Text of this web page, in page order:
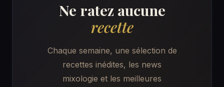
Ne ratez aucune
recette
Chaque semaine, une sélection de
recettes inédites, les news
mixologie et les meilleures